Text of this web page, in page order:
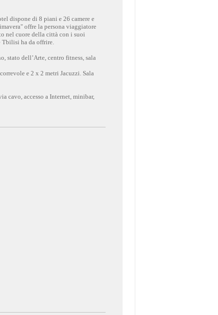
dispone di 8 piani e 26 camere e
offre la persona viaggiatore
nel cuore della città con i suoi
Tbilisi ha da offrire.
stato dell’Arte, centro fitness, sala
e 2 x 2 metri Jacuzzi. Sala
cavo, accesso a Internet, minibar,